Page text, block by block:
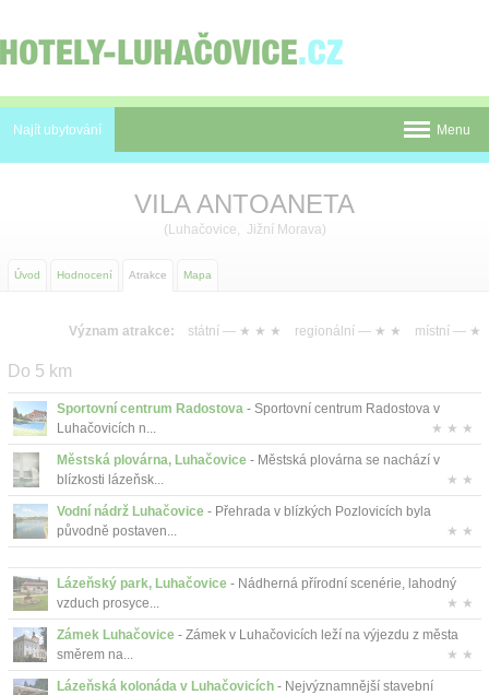
Najít ubytování
Atrakce
O nás
Kontakt
Menu
VILA ANTOANETA
(Luhačovice, Jižní Morava)
Úvod Hodnocení Atrakce Mapa
Význam atrakce: státní — ★ ★ ★ regionální — ★ ★ místní — ★
Do 5 km
Sportovní centrum Radostova - Sportovní centrum Radostova v
Luhačovicích n...
★ ★ ★
Městská plovárna, Luhačovice - Městská plovárna se nachází v
blízkosti lázeňsk...
★ ★
Vodní nádrž Luhačovice - Přehrada v blízkých Pozlovicích byla
původně postaven...
★ ★
Lázeňský park, Luhačovice - Nádherná přírodní scenérie, lahodný
vzduch prosyce...
★ ★
Zámek Luhačovice - Zámek v Luhačovicích leží na výjezdu z města
směrem na...
★ ★
Lázeňská kolonáda v Luhačovicích - Nejvýznamnější stavební